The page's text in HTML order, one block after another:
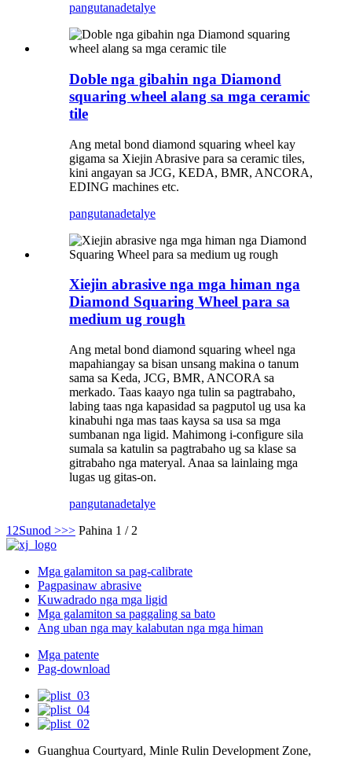
pangutanadetalye
Doble nga gibahin nga Diamond
squaring wheel alang sa mga ceramic
tile
Ang metal bond diamond squaring wheel kay
gigama sa Xiejin Abrasive para sa ceramic tiles,
kini angayan sa JCG, KEDA, BMR, ANCORA,
EDING machines etc.
pangutanadetalye
Xiejin abrasive nga mga himan nga
Diamond Squaring Wheel para sa
medium ug rough
Ang metal bond diamond squaring wheel nga
mapahiangay sa bisan unsang makina o tanum
sama sa Keda, JCG, BMR, ANCORA sa
merkado. Taas kaayo nga tulin sa pagtrabaho,
labing taas nga kapasidad sa pagputol ug usa ka
kinabuhi nga mas taas kaysa sa usa sa mga
sumbanan nga ligid. Mahimong i-configure sila
sumala sa katulin sa pagtrabaho ug sa klase sa
gitrabaho nga materyal. Anaa sa lainlaing mga
lugas ug gitas-on.
pangutanadetalye
1 2Sunod >>> Pahina 1 / 2
Mga galamiton sa pag-calibrate
Pagpasinaw abrasive
Kuwadrado nga mga ligid
Mga galamiton sa paggaling sa bato
Ang uban nga may kalabutan nga mga himan
Mga patente
Pag-download
Guanghua Courtyard, Minle Rulin Development Zone,